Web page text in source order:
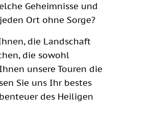
Geheimnisse und
Ort ohne Sorge?
die Landschaft
die sowohl
unsere Touren die
Sie uns Ihr bestes
des Heiligen